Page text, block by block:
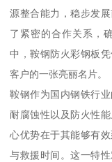
源整合能力，稳步发
了紧密的合作关系，
中，鞍钢防火彩钢板
客户的一张亮丽名片。
鞍钢作为国内钢铁行
耐腐蚀性以及防火性
心优势在于其能够有
与救援时间。这一特